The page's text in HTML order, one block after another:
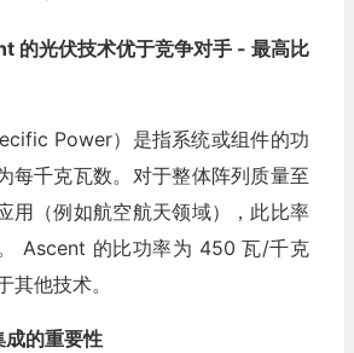
的光伏技术优于竞争对手 - 最高比
Power）是指系统或组件的功
每千克瓦数。对于整体阵列质量至
用（例如航空航天领域），此比率
Ascent 的比功率为 450 瓦/千克
其他技术。
成的重要性